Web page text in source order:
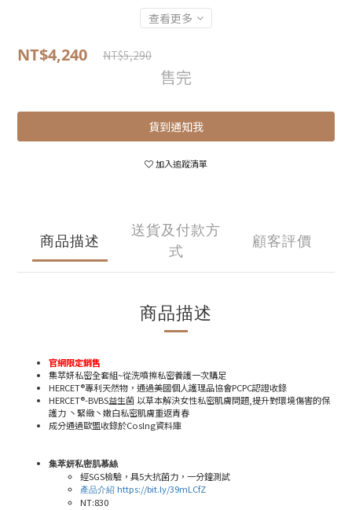
查看更多
NT$4,240 NT$5,290
售完
貨到通知我
加入追蹤清單
商品描述
送貨及付款方
式
顧客評價
商品描述
官網限定銷售
集萃妍私密全套組~從洗噴擦私密養護一次購足
HERCET®專利天然物，通過美國個人護理品協會PCPC認證收錄
HERCET®-BVBS益生菌 以草本解決女性私密肌膚問題,提升對環境傷害的保
護力 丶緊緻丶嫩白私密肌膚重返青春
成分通過歐盟收錄於Coslng資料庫
集萃妍私密肌慕絲
經SGS檢驗，具5大抗菌力，一分鐘測試
產品介紹 https://bit.ly/39mLCfZ
NT:830